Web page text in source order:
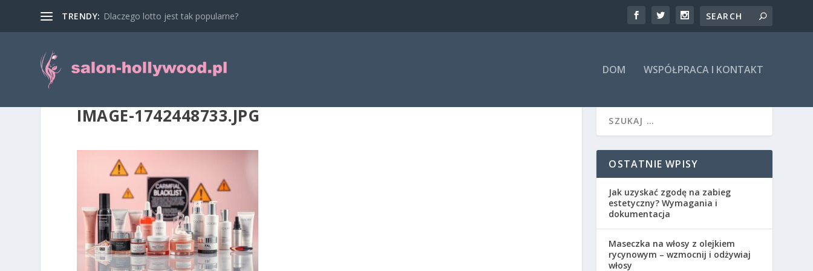
TRENDY: Dlaczego lotto jest tak popularne?
DOM WSPÓŁPRACA I KONTAKT
IMAGE-1742448733.JPG
OSTATNIE WPISY
Jak uzyskać zgodę na zabieg
estetyczny? Wymagania i
dokumentacja
Maseczka na włosy z olejkiem
rycynowym – wzmocnij i odżywiaj
włosy